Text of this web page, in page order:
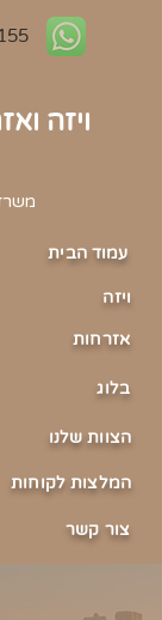
ויזה
צור קשר
המלצות לקוחות
הצוות שלנו
אזרחות
ויזה
עמוד הבית
בלוג